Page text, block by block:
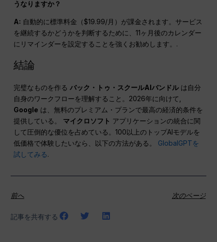
うなりますか？
A: 自動的に標準料金（$19.99/月）が課金されます。サービス
を継続するかどうかを判断するために、11ヶ月後のカレンダー
にリマインダーを設定することを強くお勧めします。.
結論
完璧なものを作るバック・トゥ・スクールAIバンドルは自分
自身のワークフローを理解すること。2026年に向けて,
Google は、無料のプレミアム・プランで最高の経済的条件を
提供している。 マイクロソフト アプリケーションの統合に関
して圧倒的な優位を占めている。100以上のトップAIモデルを
低価格で体験したいなら、以下の方法がある。 GlobalGPTを
試してみる.
前へ 次のページ
記事を共有する